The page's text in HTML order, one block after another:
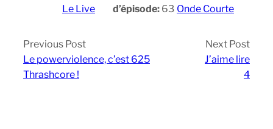
Le Live
d’épisode: 63 Onde Courte
Previous Post
Le powerviolence, c’est 625
Thrashcore !
Next Post
J’aime lire
4